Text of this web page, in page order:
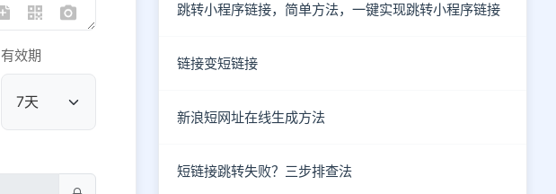
公共域名
有效期
跳转小程序链接，简单方法，一键实现跳转小程序链接
链接变短链接
新浪短网址在线生成方法
短链接跳转失败？三步排查法